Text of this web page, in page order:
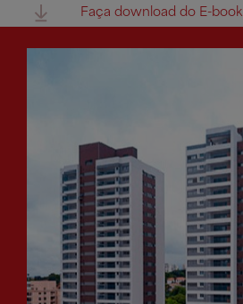
Faça download do E-book